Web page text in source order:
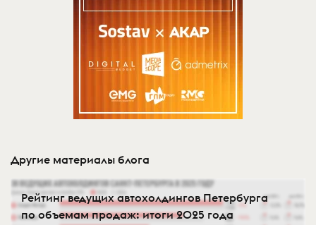
Другие материалы блога
Рейтинг ведущих автохолдингов Петербурга
по объемам продаж: итоги 2025 года